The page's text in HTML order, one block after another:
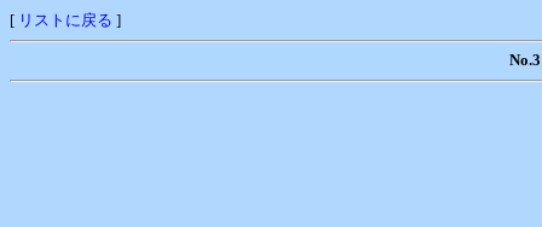
[ リストに戻る ]